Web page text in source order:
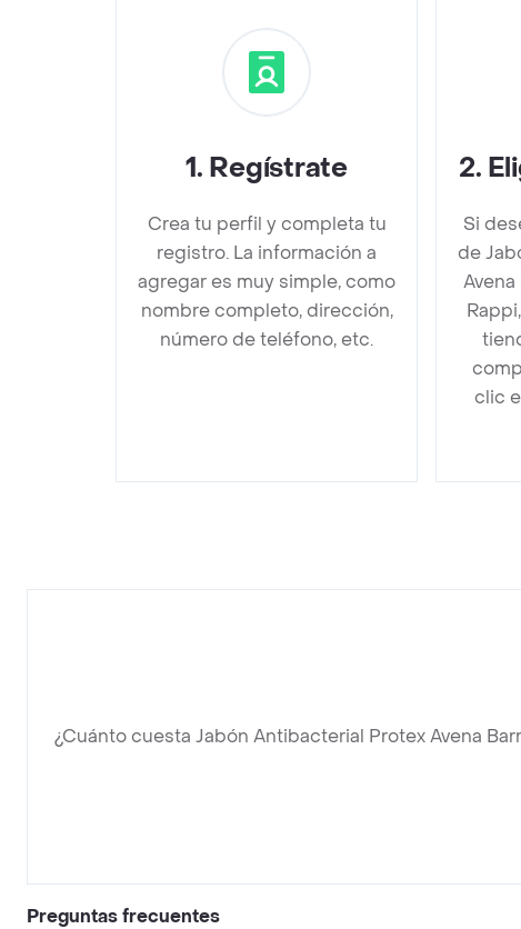
1. Regístrate
Crea tu perfil y completa tu
registro. La información a
agregar es muy simple, como
nombre completo, dirección,
número de teléfono, etc.
2.
Si
de
Avena
clic
¿Cuánto cuesta Jabón Antibacterial Protex Avena
Preguntas frecuentes